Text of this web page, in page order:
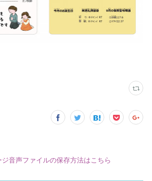
ジ音声ファイルの保存方法はこちら